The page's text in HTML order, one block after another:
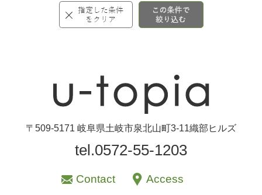
〒509-5171 岐阜県土岐市泉北山町3-11織部ヒルズ
tel.0572-55-1203
Contact Access